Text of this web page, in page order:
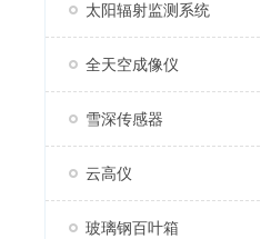
太阳辐射监测系统
全天空成像仪
雪深传感器
云高仪
玻璃钢百叶箱